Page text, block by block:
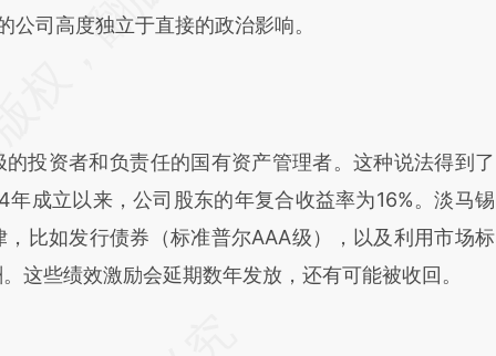
司高度独立于直接的政治影响。
资者和负责任的国有资产管理者。这种说法得到了
年成立以来，公司股东的年复合收益率为16%。淡马锡
比如发行债券（标准普尔AAA级），以及利用市场标
这些绩效激励会延期数年发放，还有可能被收回。